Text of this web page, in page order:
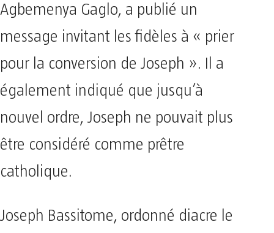
Agbemenya Gaglo, a publié un
message invitant les fidèles à « prier
pour la conversion de Joseph ». Il a
également indiqué que jusqu’à
nouvel ordre, Joseph ne pouvait plus
être considéré comme prêtre
catholique.
Joseph Bassitome, ordonné diacre le